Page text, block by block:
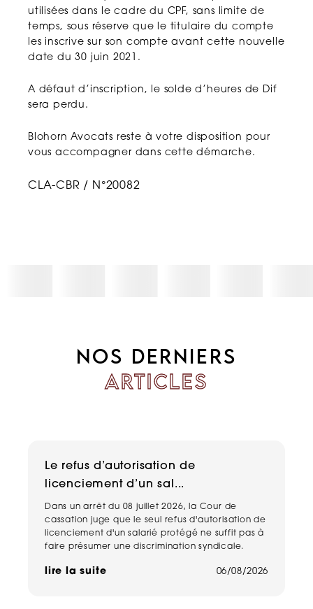
utilisées dans le cadre du CPF, sans limite de
temps, sous réserve que le titulaire du compte
les inscrive sur son compte avant cette nouvelle
date du 30 juin 2021.
A défaut d’inscription, le solde d’heures de Dif
sera perdu.
Blohorn Avocats reste à votre disposition pour
vous accompagner dans cette démarche.
CLA-CBR / N°20082
NOS DERNIERS
ARTICLES
Le refus d’autorisation de
licenciement d’un sal...
Dans un arrêt du 08 juillet 2026, la Cour de
cassation juge que le seul refus d'autorisation de
licenciement d'un salarié protégé ne suffit pas à
faire présumer une discrimination syndicale.
lire la suite 06/08/2026